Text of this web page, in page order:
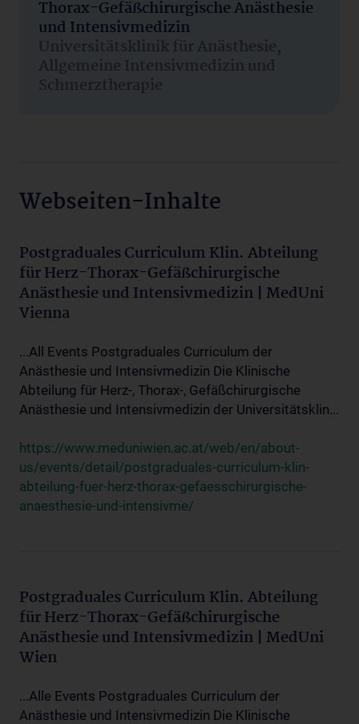
Thorax-Gefäßchirurgische Anästhesie
und Intensivmedizin
Universitätsklinik für Anästhesie,
Allgemeine Intensivmedizin und
Schmerztherapie
Webseiten-Inhalte
Postgraduales Curriculum Klin. Abteilung
für Herz-Thorax-Gefäßchirurgische
Anästhesie und Intensivmedizin | MedUni
Vienna
...All Events Postgraduales Curriculum der
Anästhesie und Intensivmedizin Die Klinische
Abteilung für Herz-, Thorax-, Gefäßchirurgische
Anästhesie und Intensivmedizin der Universitätsklin...
https://www.meduniwien.ac.at/web/en/about-
us/events/detail/postgraduales-curriculum-klin-
abteilung-fuer-herz-thorax-gefaesschirurgische-
anaesthesie-und-intensivme/
Postgraduales Curriculum Klin. Abteilung
für Herz-Thorax-Gefäßchirurgische
Anästhesie und Intensivmedizin | MedUni
Wien
...Alle Events Postgraduales Curriculum der
Anästhesie und Intensivmedizin Die Klinische